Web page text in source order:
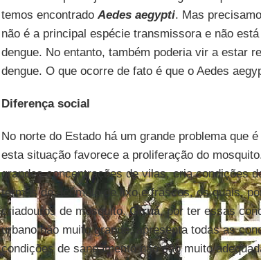
temos encontrado Aedes aegypti. Mas
não é a principal espécie transmissora e não
dengue. No entanto, também poderia vir a estar
dengue. O que ocorre de fato é que o Aedes
Diferença social
No norte do Estado há um grande problema que
esta situação favorece a proliferação do
grandes concentrações de vilas, cria condições
termos de acúmulo de lixo e frascos, os quais,
criadouros de mosquito.Giruá, por ter essas
urbano não muito grande, apresenta todas as
condições de saneamento não são muito